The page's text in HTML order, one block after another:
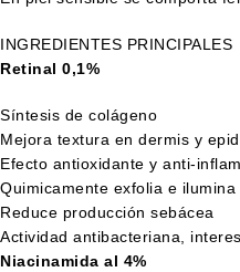
INGREDIENTES PRINCIPALES
Retinal 0,1%
Síntesis de colágeno
Mejora textura en dermis y
Efecto antioxidante y anti-
Quimicamente exfolia e ilumina
Reduce producción sebácea
Actividad antibacteriana,
Niacinamida al 4%